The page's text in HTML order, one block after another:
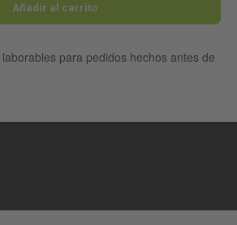
Añadir al carrito
para pedidos hechos antes de